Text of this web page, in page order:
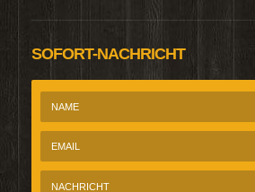
SOFORT-NACHRICHT